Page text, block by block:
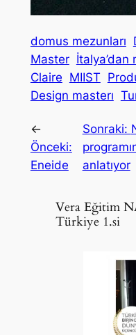
domus mezunları
Master İtalya’dan
Claire MIIST
Design masterı
←
Önceki:
Eneide
Sonraki:
anlatıyor
Vera Eğitim
Türkiye 1.si